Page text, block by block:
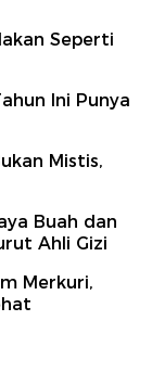
Seperti
Ini Punya
Mistis,
Buah dan
Ahli Gizi
Merkuri,